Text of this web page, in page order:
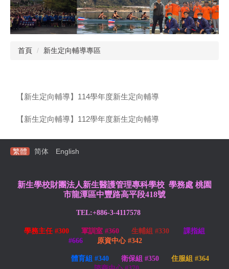
首頁 新生定向輔導專區
【新生定向輔導】114學年度新生定向輔導
【新生定向輔導】112學年度新生定向輔導
繁體 简体 English
新生學校財團法人新生醫護管理專科學校 學務處 桃園
市龍潭區中豐路高平段418號
TEL:+886-3-4117578
學務主任 #300 軍訓室 #360 生輔組 #330
課指組
#666
原資中心 #342
體育組 #340 衛保組 #350
住服組 #364